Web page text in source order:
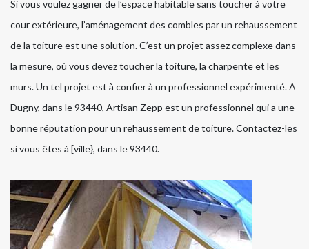
Si vous voulez gagner de l’espace habitable sans toucher à votre
cour extérieure, l’aménagement des combles par un rehaussement
de la toiture est une solution. C’est un projet assez complexe dans
la mesure, où vous devez toucher la toiture, la charpente et les
murs. Un tel projet est à confier à un professionnel expérimenté. A
Dugny, dans le 93440, Artisan Zepp est un professionnel qui a une
bonne réputation pour un rehaussement de toiture. Contactez-les
si vous êtes à [ville}, dans le 93440.